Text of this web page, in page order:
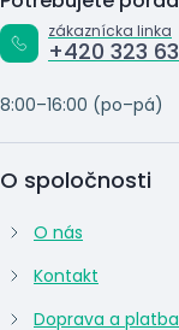
zákaznícka linka
+420 323
8:00–16:00 (po–pá)
O spoločnosti
O nás
Kontakt
Doprava a platba